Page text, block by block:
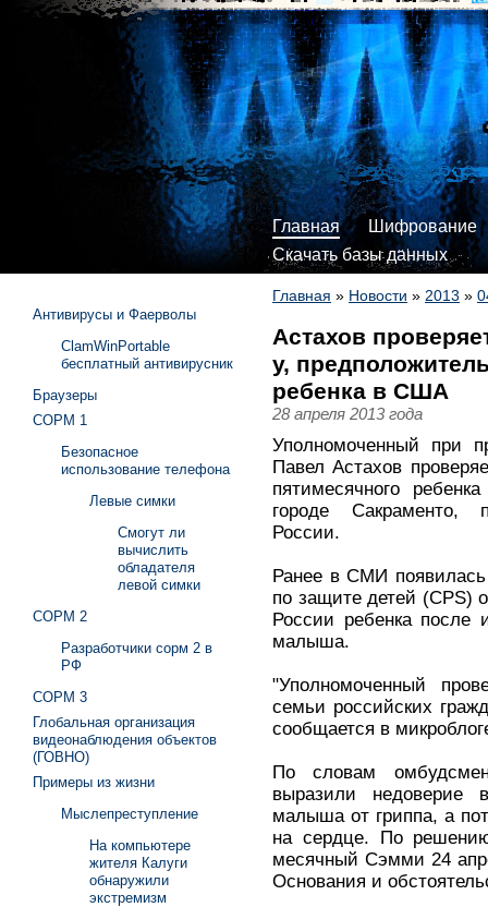
Главная
Шифрование
Скачать базы данных
Главная » Новости » 2013 »
Астахов
у,
ребенка в США
28 апреля 2013 года
Уполномоченный при
Павел Астахов
пятимесячного
городе Сакраменто,
России.
Ранее в СМИ
по защите детей (CPS)
России ребенка после
малыша.
"Уполномоченный
семьи российских
сообщается в
По словам
выразили недоверие
малыша от гриппа, а
на сердце. По
месячный Сэмми 24
Основания и
Антивирусы и Фаерволы
ClamWinPortable
бесплатный антивирусник
Браузеры
СОРМ 1
Безопасное
использование телефона
Левые симки
Смогут ли
вычислить
обладателя
левой симки
СОРМ 2
Разработчики сорм 2 в
РФ
СОРМ 3
Глобальная организация
видеонаблюдения объектов
(ГОВНО)
Примеры из жизни
Мыслепреступление
На компьютере
жителя Калуги
обнаружили
экстремизм